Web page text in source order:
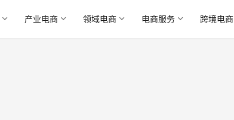
产业电商 领域电商 电商服务 跨境电商